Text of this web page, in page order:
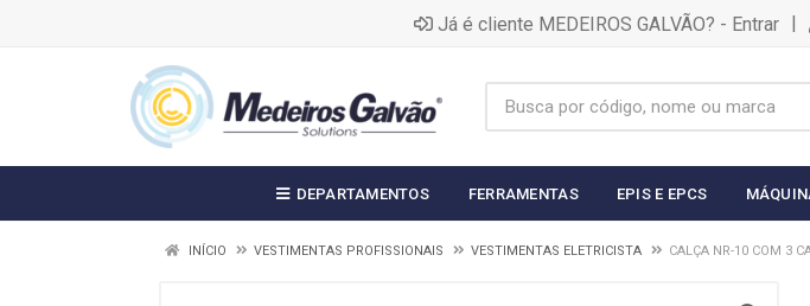
Já é cliente MEDEIROS GALVÃO? - Entrar |
DEPARTAMENTOS FERRAMENTAS EPIS E EPCS
INÍCIO VESTIMENTAS PROFISSIONAIS VESTIMENTAS ELETRICISTA CALÇA NR-10 COM 3